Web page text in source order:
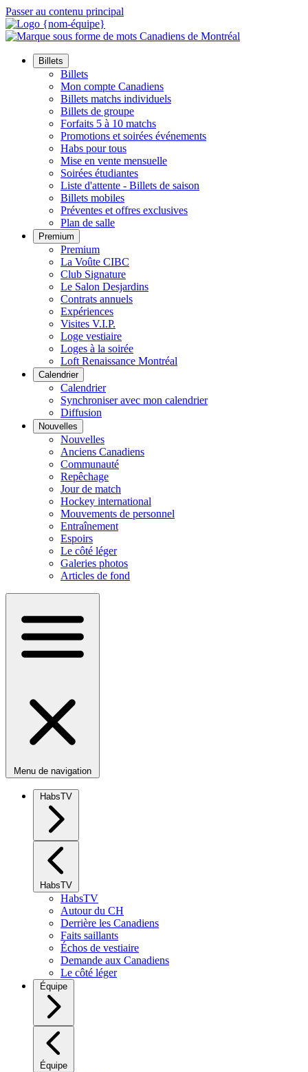
Passer au contenu principal
Billets
Billets
Mon compte Canadiens
Billets matchs individuels
Billets de groupe
Forfaits 5 à 10 matchs
Promotions et soirées événements
Habs pour tous
Mise en vente mensuelle
Soirées étudiantes
Liste d'attente - Billets de saison
Billets mobiles
Préventes et offres exclusives
Plan de salle
Premium
Premium
La Voûte CIBC
Club Signature
Le Salon Desjardins
Contrats annuels
Expériences
Visites V.I.P.
Loge vestiaire
Loges à la soirée
Loft Renaissance Montréal
Calendrier
Calendrier
Synchroniser avec mon calendrier
Diffusion
Nouvelles
Nouvelles
Anciens Canadiens
Communauté
Repêchage
Jour de match
Hockey international
Mouvements de personnel
Entraînement
Espoirs
Le côté léger
Galeries photos
Articles de fond
Menu de navigation
HabsTV
HabsTV
HabsTV
Autour du CH
Derrière les Canadiens
Faits saillants
Échos de vestiaire
Demande aux Canadiens
Le côté léger
Équipe
Équipe